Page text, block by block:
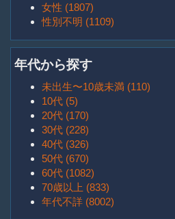
女性 (1807)
性別不明 (1109)
年代から探す
未出生〜10歳未満 (110)
10代 (5)
20代 (170)
30代 (228)
40代 (326)
50代 (670)
60代 (1082)
70歳以上 (833)
年代不詳 (8002)